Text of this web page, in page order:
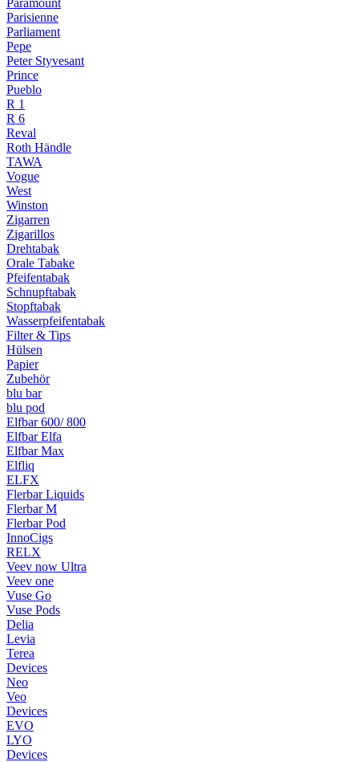
Paramount
Parisienne
Parliament
Pepe
Peter Styvesant
Prince
Pueblo
R 1
R 6
Reval
Roth Händle
TAWA
Vogue
West
Winston
Zigarren
Zigarillos
Drehtabak
Orale Tabake
Pfeifentabak
Schnupftabak
Stopftabak
Wasserpfeifentabak
Filter & Tips
Hülsen
Papier
Zubehör
blu bar
blu pod
Elfbar 600/ 800
Elfbar Elfa
Elfbar Max
Elfliq
ELFX
Flerbar Liquids
Flerbar M
Flerbar Pod
InnoCigs
RELX
Veev now Ultra
Veev one
Vuse Go
Vuse Pods
Delia
Levia
Terea
Devices
Neo
Veo
Devices
EVO
LYO
Devices